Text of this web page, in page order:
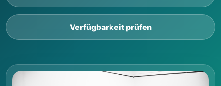
Verfügbarkeit prüfen